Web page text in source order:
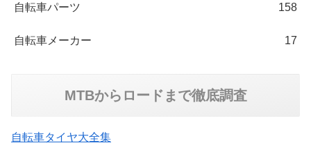
自転車パーツ 158
自転車メーカー 17
MTBからロードまで徹底調査
自転車タイヤ大全集